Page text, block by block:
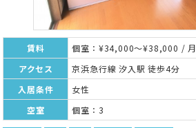
賃料
個室：¥34,000～¥38,000 / 月
アクセス
京浜急行線 汐入駅 徒歩4分
入居条件
女性
空室
個室：3